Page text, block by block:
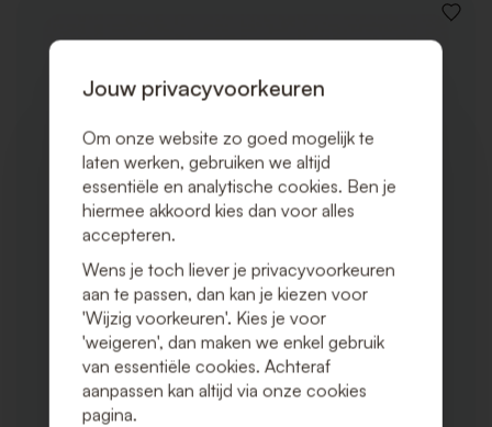
VOEG
TOE
Jouw privacyvoorkeuren
Om onze website zo goed mogelijk te
laten werken, gebruiken we altijd
essentiële en analytische cookies. Ben je
hiermee akkoord kies dan voor alles
accepteren.
Wens je toch liever je privacyvoorkeuren
aan te passen, dan kan je kiezen voor
'Wijzig voorkeuren'. Kies je voor
'weigeren', dan maken we enkel gebruik
van essentiële cookies. Achteraf
aanpassen kan altijd via onze cookies
pagina.